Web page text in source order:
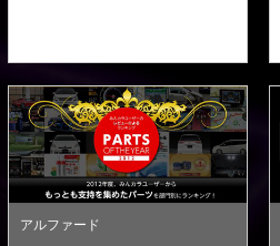
皆様のお陰でエアロパーツ
「アルファード／ヴェルファ
イア」 部門１位、「エスティ
マ」部門１位、「エルグラン
ド」部門１位 、「プリウス
α」部門３位をいただく事が出
来ました。アル...
アルファード